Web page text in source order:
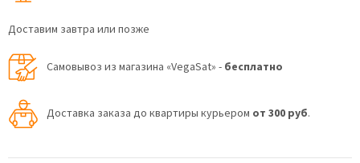
Доставим завтра или позже
Самовывоз из магазина «VegaSat» - бесплатно
Доставка заказа до квартиры курьером от 300 руб.